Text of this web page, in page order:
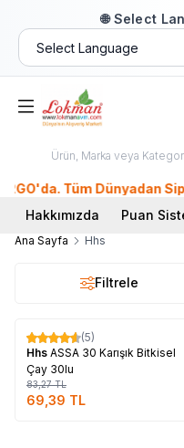
🌐 Select
Tüm Dünyadan
Hakkımızda
Puan
Ana Sayfa Hhs
Filtrele
%17
(5)
Hhs ASSA 30 Karışık Bitkisel
Çay 30lu
83,27TL
69,39 TL